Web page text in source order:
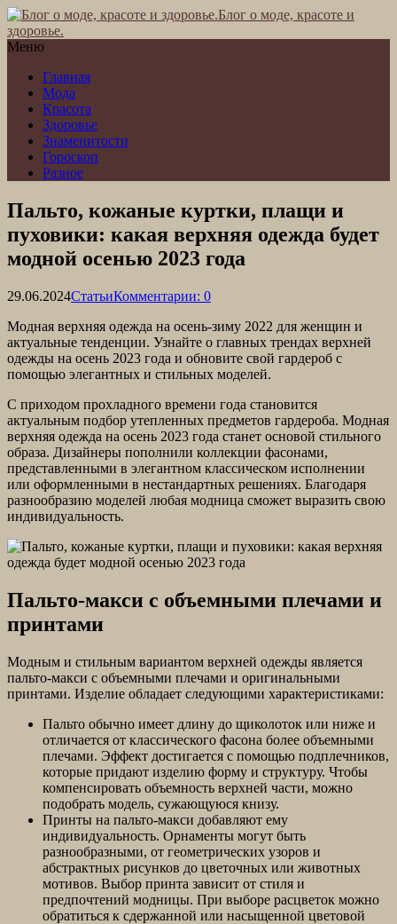
Блог о моде, красоте и
здоровье.
Меню
Главная
Мода
Красота
Здоровье
Знаменитости
Гороскоп
Разное
Пальто, кожаные куртки, плащи и
пуховики: какая верхняя одежда будет
модной осенью 2023 года
29.06.2024СтатьиКомментарии: 0
Модная верхняя одежда на осень-зиму 2022 для женщин и
актуальные тенденции. Узнайте о главных трендах верхней
одежды на осень 2023 года и обновите свой гардероб с
помощью элегантных и стильных моделей.
С приходом прохладного времени года становится
актуальным подбор утепленных предметов гардероба. Модная
верхняя одежда на осень 2023 года станет основой стильного
образа. Дизайнеры пополнили коллекции фасонами,
представленными в элегантном классическом исполнении
или оформленными в нестандартных решениях. Благодаря
разнообразию моделей любая модница сможет выразить свою
индивидуальность.
Пальто-макси с объемными плечами и
принтами
Модным и стильным вариантом верхней одежды является
пальто-макси с объемными плечами и оригинальными
принтами. Изделие обладает следующими характеристиками:
Пальто обычно имеет длину до щиколоток или ниже и
отличается от классического фасона более объемными
плечами. Эффект достигается с помощью подплечников,
которые придают изделию форму и структуру. Чтобы
компенсировать объемность верхней части, можно
подобрать модель, сужающуюся книзу.
Принты на пальто-макси добавляют ему
индивидуальность. Орнаменты могут быть
разнообразными, от геометрических узоров и
абстрактных рисунков до цветочных или животных
мотивов. Выбор принта зависит от стиля и
предпочтений модницы. При выборе расцветок можно
обратиться к сдержанной или насыщенной цветовой